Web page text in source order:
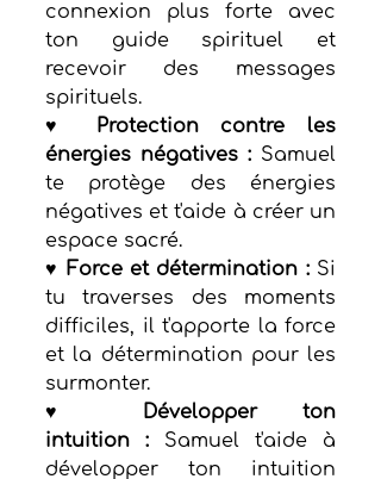
connexion plus forte avec
ton guide spirituel et
recevoir des messages
spirituels.
♥ Protection contre les
énergies négatives : Samuel
te protège des énergies
négatives et t'aide à créer un
espace sacré.
♥ Force et détermination : Si
tu traverses des moments
difficiles, il t'apporte la force
et la détermination pour les
surmonter.
♥ Développer ton
intuition : Samuel t'aide à
développer ton intuition